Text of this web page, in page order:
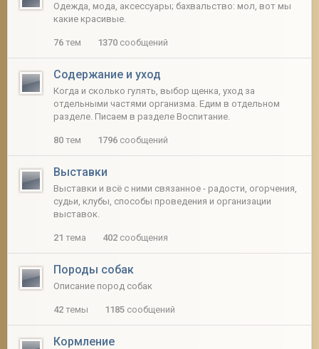
Одежда, мода, аксессуары; бахвальство: мол, вот мы
какие красивые.
76 тем 1370 сообщений
Содержание и уход
Когда и сколько гулять, выбор щенка, уход за
отдельными частями организма. Едим в отдельном
разделе. Писаем в разделе Воспитание.
80 тем 1796 сообщений
Выставки
Выставки и всё с ними связанное - радости, огорчения,
судьи, клубы, способы проведения и организации
выставок.
21 тема 402 сообщения
Породы собак
Описание пород собак
42 темы 1185 сообщений
Кормление